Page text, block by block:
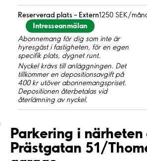
Reserverad plats – Extern1250 SEK/
Intresseanmälan
Abonnemang för dig som inte är
hyresgäst i fastigheten, för en egen
specifik plats, dygnet runt.
Nyckel krävs till anläggningen. Det
tillkommer en depositionsavgift på
400 kr utöver abonnemangspriset.
Depositionen återbetalas vid
återlämning av nyckel.
;
Parkering i närheten
Prästgatan 51/